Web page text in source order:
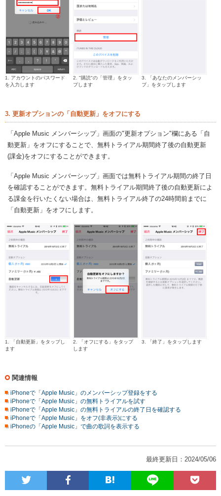
1. アカウントのパスワード
を入力します
2. "購読"の「管理」をタッ
プします
3. 「あなたのメンバーシッ
プ」をタップします
3. 更新オプションの「自動更新」をオフにする
「Apple Music メンバーシップ」画面の"更新オプション"欄にある「自
動更新」をオフにすることで、無料トライアル期間終了後の自動更新
(課金)をオフにすることができます。
「Apple Music メンバーシップ」画面では無料トライアル期間の終了日
を確認することができます。無料トライアル期間終了後の自動更新によ
る課金を行いたくない場合は、無料トライアル終了の24時間前までに
「自動更新」をオフにします。
1. 「自動更新」をタップし
ます
2. 「オフにする」をタップ
します
3. 「終了」をタップします
関連情報
iPhoneで「Apple Music」のメンバーシップ登録をする
iPhoneで「Apple Music」の無料トライアルを試す
iPhoneで「Apple Music」の無料トライアルの終了日を確認する
iPhoneで「Apple Music」をオフ(非表示)にする
iPhoneの「Apple Music」で曲の歌詞を表示する
最終更新日：2024/05/06